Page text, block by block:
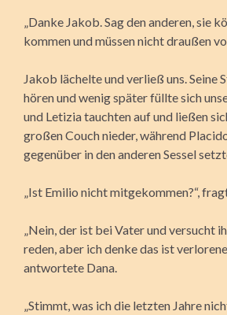
„Danke Jakob. Sag den anderen, sie
kommen und müssen nicht draußen
Jakob lächelte und verließ uns. Seine
hören und wenig später füllte sich
und Letizia tauchten auf und ließen
großen Couch nieder, während
gegenüber in den anderen Sessel
„Ist Emilio nicht mitgekommen?“,
„Nein, der ist bei Vater und versucht
reden, aber ich denke das ist verlorene
antwortete Dana.
„Stimmt, was ich die letzten Jahre